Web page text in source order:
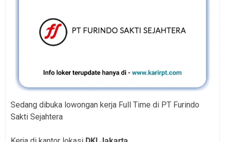
Sedang dibuka lowongan kerja Full Time di PT Furindo
Sakti Sejahtera